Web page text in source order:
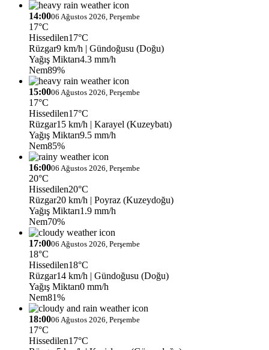
14:0006 Ağustos 2026, Perşembe
17°C
Hissedilen17°C
Rüzgar9 km/h | Gündoğusu (Doğu)
Yağış Miktarı4.3 mm/h
Nem89%
15:0006 Ağustos 2026, Perşembe
17°C
Hissedilen17°C
Rüzgar15 km/h | Karayel (Kuzeybatı)
Yağış Miktarı9.5 mm/h
Nem85%
16:0006 Ağustos 2026, Perşembe
20°C
Hissedilen20°C
Rüzgar20 km/h | Poyraz (Kuzeydoğu)
Yağış Miktarı1.9 mm/h
Nem70%
17:0006 Ağustos 2026, Perşembe
18°C
Hissedilen18°C
Rüzgar14 km/h | Gündoğusu (Doğu)
Yağış Miktarı0 mm/h
Nem81%
18:0006 Ağustos 2026, Perşembe
17°C
Hissedilen17°C